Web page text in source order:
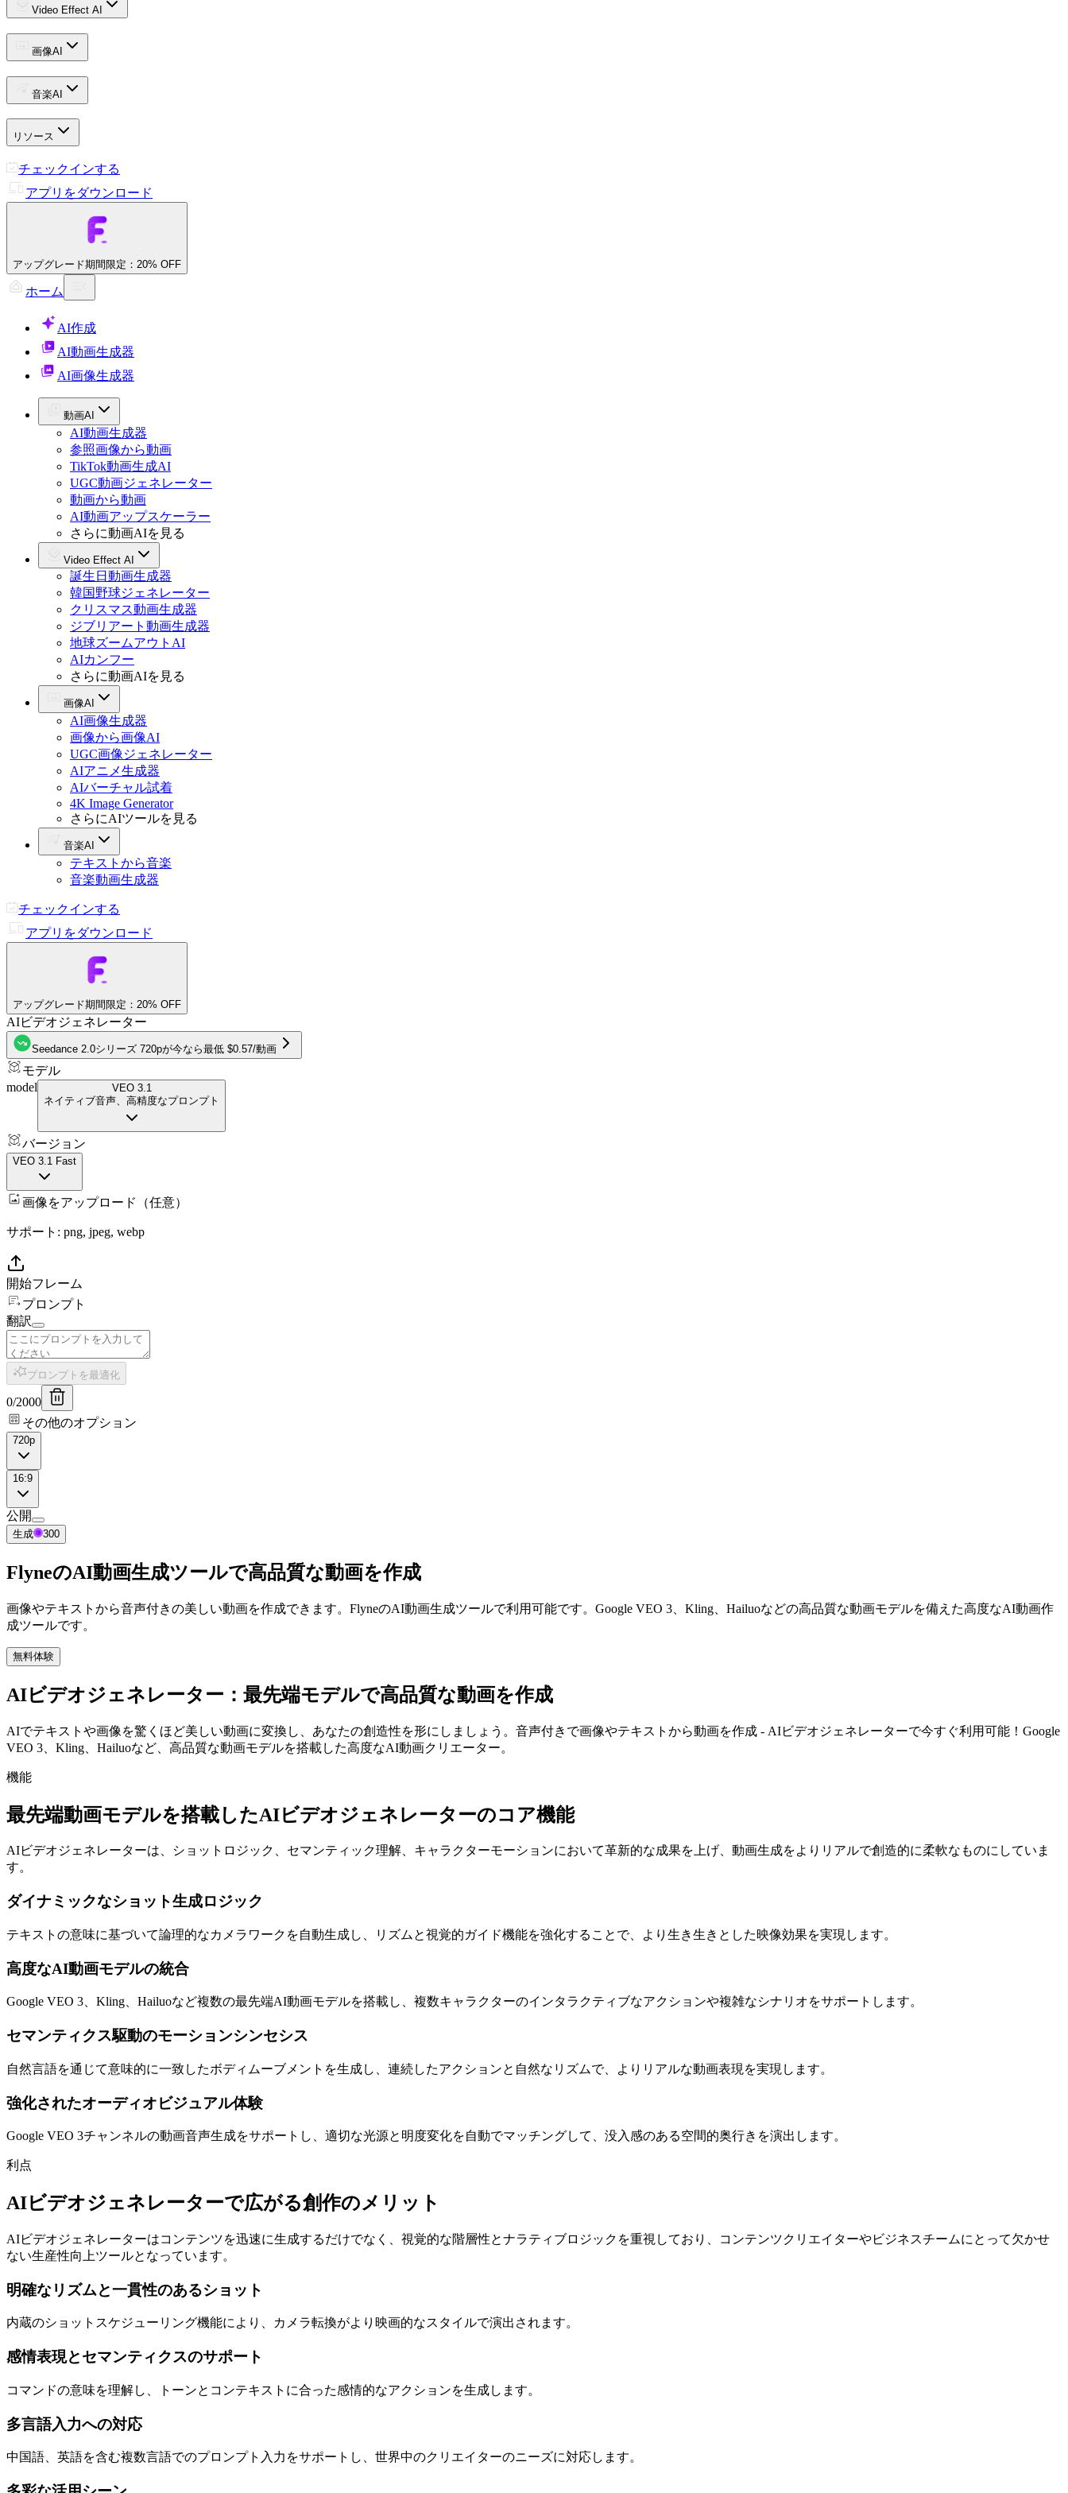
Video Effect AI
画像AI
音楽AI
リソース
チェックインする
アプリをダウンロード
アップグレード期間限定：20% OFF
ホーム
AI作成
AI動画生成器
AI画像生成器
動画AI
AI動画生成器
参照画像から動画
TikTok動画生成AI
UGC動画ジェネレーター
動画から動画
AI動画アップスケーラー
さらに動画AIを見る
Video Effect AI
誕生日動画生成器
韓国野球ジェネレーター
クリスマス動画生成器
ジブリアート動画生成器
地球ズームアウトAI
AIカンフー
さらに動画AIを見る
画像AI
AI画像生成器
画像から画像AI
UGC画像ジェネレーター
AIアニメ生成器
AIバーチャル試着
4K Image Generator
さらにAIツールを見る
音楽AI
テキストから音楽
音楽動画生成器
チェックインする
アプリをダウンロード
アップグレード期間限定：20% OFF
AIビデオジェネレーター
Seedance 2.0シリーズ 720pが今なら最低 $0.57/動画
モデル
model
VEO 3.1
ネイティブ音声、高精度なプロンプト
バージョン
VEO 3.1 Fast
画像をアップロード（任意）
サポート: png, jpeg, webp
開始フレーム
プロンプト
翻訳
プロンプトを最適化
0/2000
その他のオプション
720p
16:9
公開
生成 300
FlyneのAI動画生成ツールで高品質な動画を作成
画像やテキストから音声付きの美しい動画を作成できます。FlyneのAI動画生成ツールで利用可能です。Google VEO 3、Kling、Hailuoなどの高品質な動画モデルを備えた高度なAI動画作
成ツールです。
無料体験
AIビデオジェネレーター：最先端モデルで高品質な動画を作成
AIでテキストや画像を驚くほど美しい動画に変換し、あなたの創造性を形にしましょう。音声付きで画像やテキストから動画を作成 - AIビデオジェネレーターで今すぐ利用可能！Google
VEO 3、Kling、Hailuoなど、高品質な動画モデルを搭載した高度なAI動画クリエーター。
機能
最先端動画モデルを搭載したAIビデオジェネレーターのコア機能
AIビデオジェネレーターは、ショットロジック、セマンティック理解、キャラクターモーションにおいて革新的な成果を上げ、動画生成をよりリアルで創造的に柔軟なものにしていま
す。
ダイナミックなショット生成ロジック
テキストの意味に基づいて論理的なカメラワークを自動生成し、リズムと視覚的ガイド機能を強化することで、より生き生きとした映像効果を実現します。
高度なAI動画モデルの統合
Google VEO 3、Kling、Hailuoなど複数の最先端AI動画モデルを搭載し、複数キャラクターのインタラクティブなアクションや複雑なシナリオをサポートします。
セマンティクス駆動のモーションシンセシス
自然言語を通じて意味的に一致したボディムーブメントを生成し、連続したアクションと自然なリズムで、よりリアルな動画表現を実現します。
強化されたオーディオビジュアル体験
Google VEO 3チャンネルの動画音声生成をサポートし、適切な光源と明度変化を自動でマッチングして、没入感のある空間的奥行きを演出します。
利点
AIビデオジェネレーターで広がる創作のメリット
AIビデオジェネレーターはコンテンツを迅速に生成するだけでなく、視覚的な階層性とナラティブロジックを重視しており、コンテンツクリエイターやビジネスチームにとって欠かせ
ない生産性向上ツールとなっています。
明確なリズムと一貫性のあるショット
内蔵のショットスケジューリング機能により、カメラ転換がより映画的なスタイルで演出されます。
感情表現とセマンティクスのサポート
コマンドの意味を理解し、トーンとコンテキストに合った感情的なアクションを生成します。
多言語入力への対応
中国語、英語を含む複数言語でのプロンプト入力をサポートし、世界中のクリエイターのニーズに対応します。